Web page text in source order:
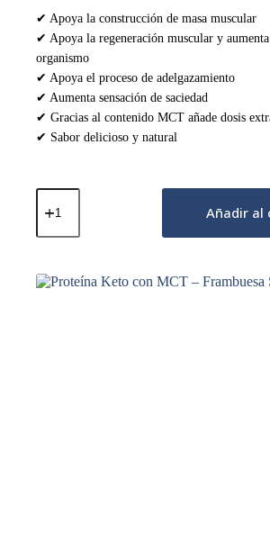
✔ Apoya la construcción de masa muscular
✔ Apoya la regeneración muscular y
organismo
✔ Apoya el proceso de adelgazamiento
✔ Aumenta sensación de saciedad
✔ Gracias al contenido MCT añade dosis
✔ Sabor delicioso y natural
Proteína
Keto
MCT
Chocolate
Natural
Añadir al